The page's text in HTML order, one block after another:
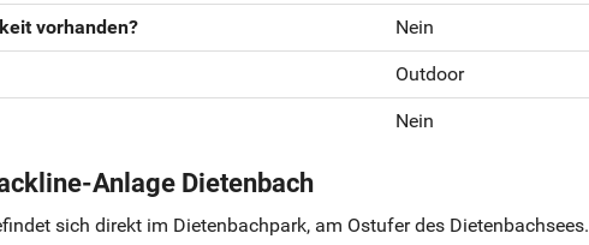
vorhanden? Nein
Outdoor
Nein
Anlage Dietenbach
sich direkt im Dietenbachpark, am Ostufer des Dietenbachsees.